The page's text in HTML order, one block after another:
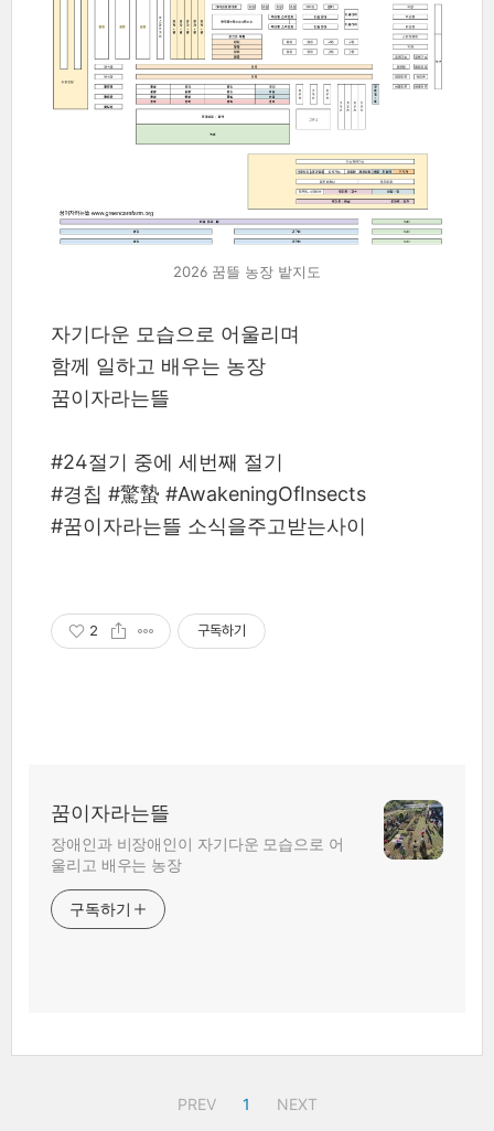
2026 꿈뜰 농장 밭지도
자기다운 모습으로 어울리며
함께 일하고 배우는 농장
꿈이자라는뜰
#24절기 중에 세번째 절기
#경칩 #驚蟄 #AwakeningOfInsects
#꿈이자라는뜰 소식을주고받는사이
2 구독하기
꿈이자라는뜰
장애인과 비장애인이 자기다운 모습으로 어
울리고 배우는 농장
구독하기
PREV 1 NEXT